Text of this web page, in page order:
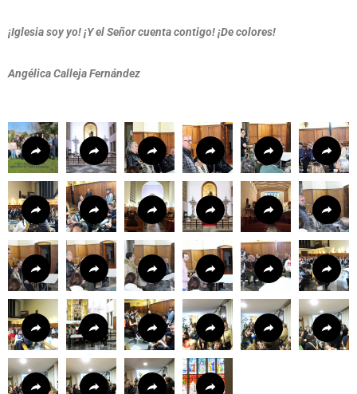
¡Iglesia soy yo! ¡Y el Señor cuenta contigo! ¡De colores!
Angélica Calleja Fernández